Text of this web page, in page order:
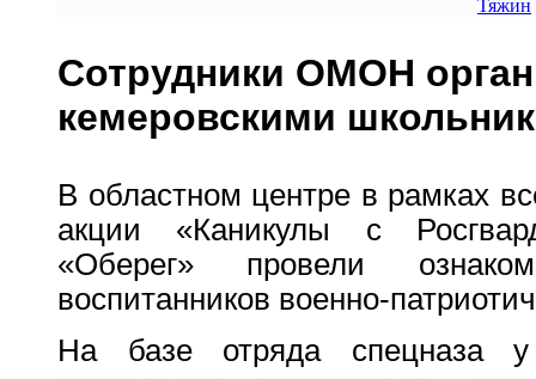
Тяжин
Сотрудники ОМОН
кемеровскими
В областном центре в рамках
акции «Каникулы с
«Оберег» провели
воспитанников военно-
На базе отряда спецназа